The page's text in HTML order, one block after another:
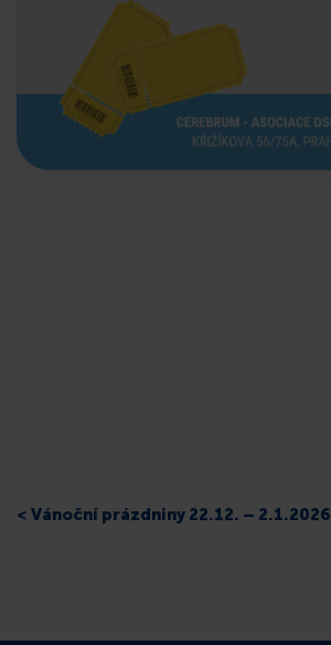
< Vánoční prázdniny 22.12. – 2.1.2026